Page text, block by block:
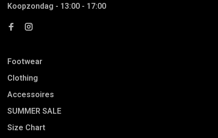
Koopzondag - 13:00 - 17:00
Footwear
Clothing
Accessoires
SUMMER SALE
Size Chart